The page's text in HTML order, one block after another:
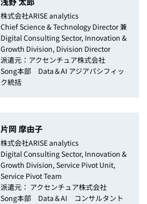
株式会社ARISE analytics
Chief Science & Technology Director 兼
Digital Consulting Sector, Innovation &
Growth Division, Division Director
派遣元：アクセンチュア株式会社
Song本部 Data＆AI アジアパシフィッ
ク統括
片岡 摩由子
株式会社ARISE analytics
Digital Consulting Sector, Innovation &
Growth Division, Service Pivot Unit,
Service Pivot Team
派遣元： アクセンチュア株式会社
Song本部 Data＆AI コンサルタント